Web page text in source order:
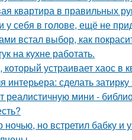
квартира в правильных
себя в голове, ещё не
встал выбор, как
на кухне работать.
устраивает хаос в
сделать
мини -
но встретил бабку и